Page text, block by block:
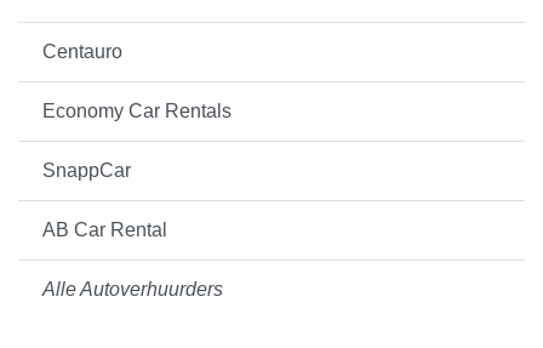
Centauro
Economy Car Rentals
SnappCar
AB Car Rental
Alle Autoverhuurders